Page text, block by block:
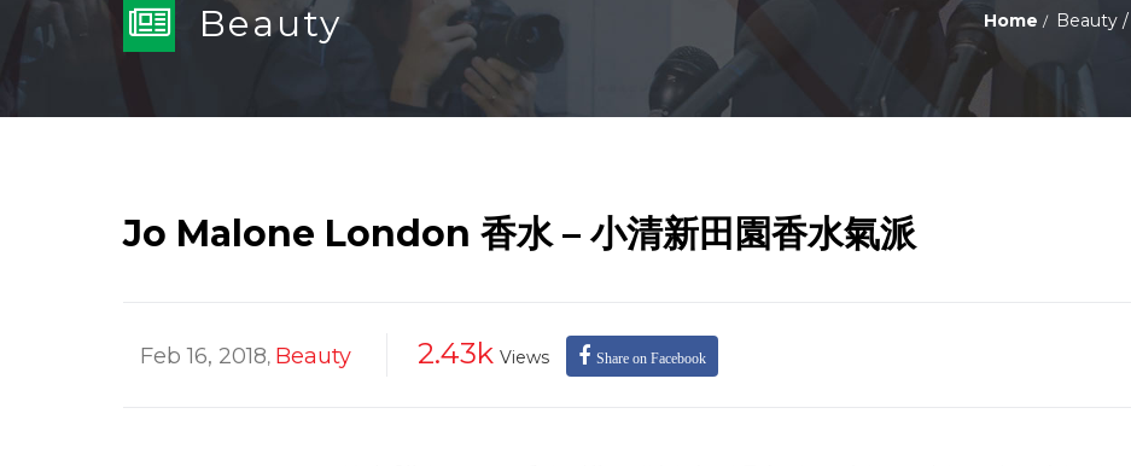
Beauty Home Beauty /
Jo Malone London 香水 – 小清新田園香水氣派
Feb 16, 2018, Beauty 2.43k Views Share on Facebook